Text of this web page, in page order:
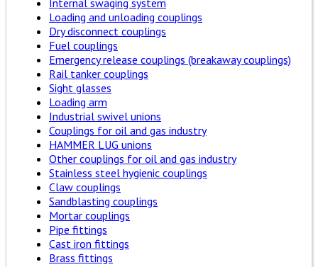
Internal swaging system
Loading and unloading couplings
Dry disconnect couplings
Fuel couplings
Emergency release couplings (breakaway couplings)
Rail tanker couplings
Sight glasses
Loading arm
Industrial swivel unions
Couplings for oil and gas industry
HAMMER LUG unions
Other couplings for oil and gas industry
Stainless steel hygienic couplings
Claw couplings
Sandblasting couplings
Mortar couplings
Pipe fittings
Cast iron fittings
Brass fittings